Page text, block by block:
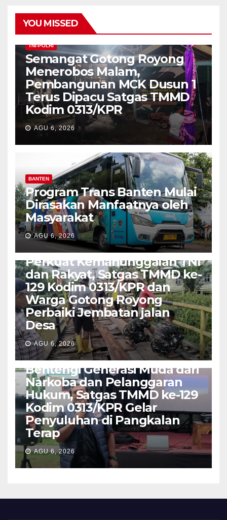
YOU MISSED
TNI-POLRI
Semangat Gotong Royong
Menerobos Malam,
Pembangunan MCK Dusun 1
Terus Dipacu Satgas TMMD
Kodim 0313/KPR
AGU 6, 2026
BANTEN
Program Trans Banten Mulai
Dirasakan Manfaatnya oleh
Masyarakat
AGU 6, 2026
Perkuat Kemanunggalan TNI
dan Rakyat, Satgas TMMD ke-
129 Kodim 0313/KPR dan
Warga Gotong Royong
Perbaiki Jembatan jalan
Desa
AGU 6, 2026
SUMATERA
Bentengi Generasi Muda dari
Narkoba dan Pelanggaran
Hukum, Satgas TMMD ke-129
Kodim 0313/KPR Gelar
Penyuluhan di Pangkalan
Terap
AGU 6, 2026